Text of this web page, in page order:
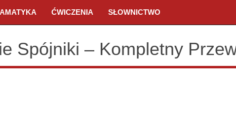
ĆWICZENIA SŁOWNICTWO
Spójniki – Kompletny